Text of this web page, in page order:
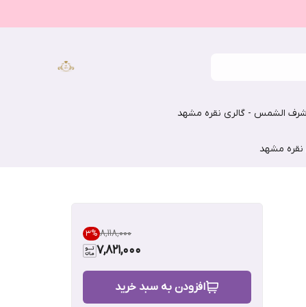
الشمس - گالری نقره مشهد
نقره مشهد
۸٬۱۱۸٬۰۰۰ 3%
7,821,000
افزودن به سبد خرید